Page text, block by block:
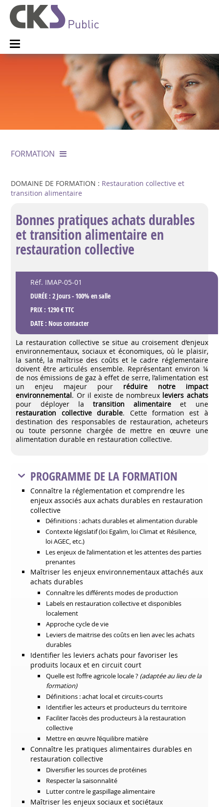
FORMATION
DOMAINE DE FORMATION : Restauration collective et
transition alimentaire
Bonnes pratiques achats durables
et transition alimentaire en
restauration collective
Réf. IMAP-05-01
DURÉE : 2 Jours - 100% en salle
PRIX : 1290 € TTC
DATE : Nous contacter
La restauration collective se situe au croisement d’enjeux
environnementaux, sociaux et économiques, où le plaisir,
la santé, la maîtrise des coûts et le cadre réglementaire
doivent être articulés ensemble. Représentant environ ¼
de nos émissions de gaz à effet de serre, l’alimentation est
un enjeu majeur pour réduire notre impact
environnemental. Or il existe de nombreux leviers achats
pour déployer la transition alimentaire et une
restauration collective durable. Cette formation est à
destination des responsables de restauration, acheteurs
ou toute personne chargée de mettre en œuvre une
alimentation durable en restauration collective.
PROGRAMME DE LA FORMATION
Connaître la réglementation et comprendre les
enjeux associés aux achats durables en restauration
collective
Définitions : achats durables et alimentation durable
Contexte législatif (loi Egalim, loi Climat et Résilience,
loi AGEC, etc.)
Les enjeux de l’alimentation et les attentes des parties
prenantes
Maîtriser les enjeux environnementaux attachés aux
achats durables
Connaître les différents modes de production
Labels en restauration collective et disponibles
localement
Approche cycle de vie
Leviers de maitrise des coûts en lien avec les achats
durables
Identifier les leviers achats pour favoriser les
produits locaux et en circuit court
Quelle est l’offre agricole locale ? (adaptée au lieu de la
formation)
Définitions : achat local et circuits-courts
Identifier les acteurs et producteurs du territoire
Faciliter l’accès des producteurs à la restauration
collective
Mettre en œuvre l’équilibre matière
Connaître les pratiques alimentaires durables en
restauration collective
Diversifier les sources de protéines
Respecter la saisonnalité
Lutter contre le gaspillage alimentaire
Maîtriser les enjeux sociaux et sociétaux